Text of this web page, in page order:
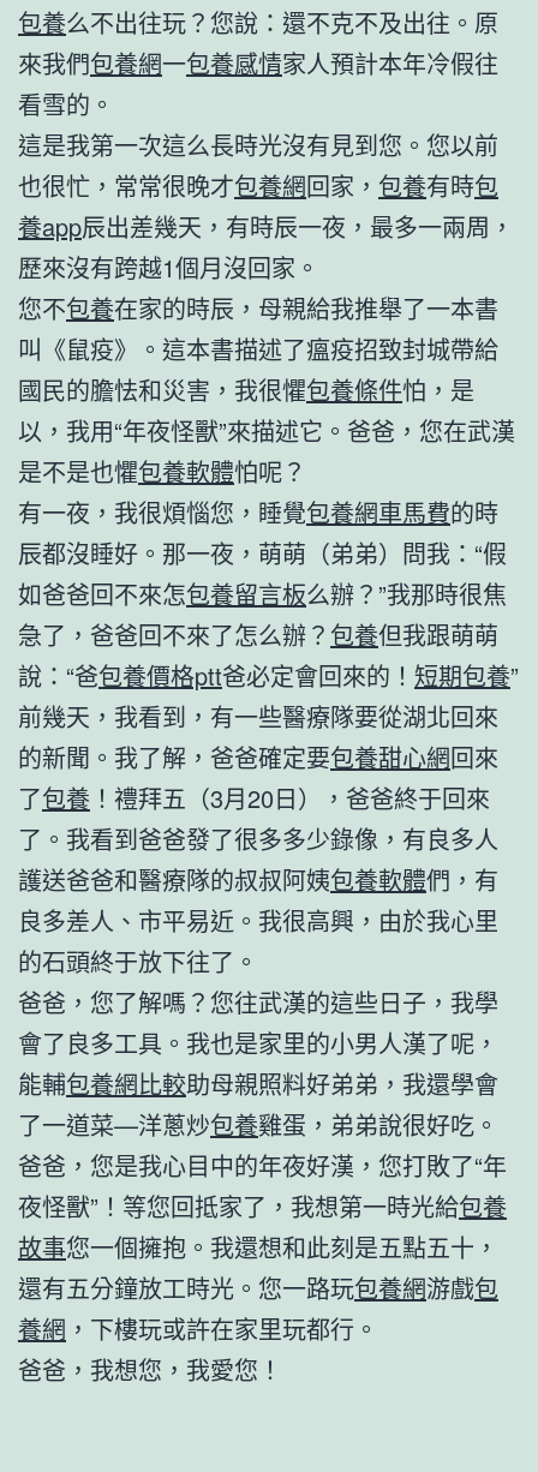
包養么不出往玩？您說：還不克不及出往。原
來我們包養網一包養感情家人預計本年冷假往
看雪的。
這是我第一次這么長時光沒有見到您。您以前
也很忙，常常很晚才包養網回家， 包養有時包
養app辰出差幾天，有時辰一夜，最多一兩周，
歷來沒有跨越1個月沒回家。
您不包養在家的時辰，母親給我推舉了一本書
叫《鼠疫》。這本書描述了瘟疫招致封城帶給
國民的膽怯和災害，我很懼包養條件怕，是
以，我用“年夜怪獸”來描述它。爸爸，您在武漢
是不是也懼包養軟體怕呢？
有一夜，我很煩惱您，睡覺包養網車馬費的時
辰都沒睡好。那一夜，萌萌（弟弟）問我：“假
如爸爸回不來怎包養留言板么辦？”我那時很焦
急了，爸爸回不來了怎么辦？ 包養但我跟萌萌
說：“爸包養價格ptt爸必定會回來的！ 短期包養”
前幾天，我看到，有一些醫療隊要從湖北回來
的新聞。我了解，爸爸確定要包養甜心網回來
了包養 ！禮拜五（3月20日），爸爸終于回來
了。我看到爸爸發了很多多少錄像，有良多人
護送爸爸和醫療隊的叔叔阿姨包養軟體們，有
良多差人、市平易近。我很高興，由於我心里
的石頭終于放下往了。
爸爸，您了解嗎？您往武漢的這些日子，我學
會了良多工具。我也是家里的小男人漢了呢，
能輔包養網比較助母親照料好弟弟，我還學會
了一道菜—洋蔥炒包養雞蛋，弟弟說很好吃。
爸爸，您是我心目中的年夜好漢，您打敗了“年
夜怪獸”！等您回抵家了，我想第一時光給包養
故事您一個擁抱。我還想和此刻是五點五十，
還有五分鐘放工時光。您一路玩包養網游戲包
養網 ，下樓玩或許在家里玩都行。
爸爸，我想您，我愛您！